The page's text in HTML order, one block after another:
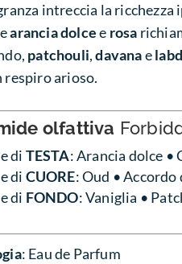
intreccia la ricchezza
arancia dolcee rosa
patchouli,davanae
respiro arioso.
olfattiva
di TESTA: Arancia dolce •
di CUORE: Oud •
di FONDO: Vaniglia •
: Eau de Parfum